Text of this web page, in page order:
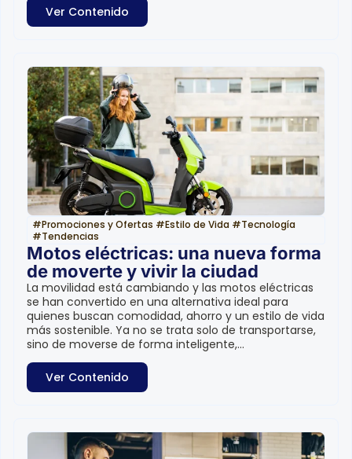
Ver Contenido
#Promociones y Ofertas #Estilo de Vida #Tecnología
#Tendencias
Motos eléctricas: una nueva forma
de moverte y vivir la ciudad
La movilidad está cambiando y las motos eléctricas
se han convertido en una alternativa ideal para
quienes buscan comodidad, ahorro y un estilo de vida
más sostenible. Ya no se trata solo de transportarse,
sino de moverse de forma inteligente,...
Ver Contenido